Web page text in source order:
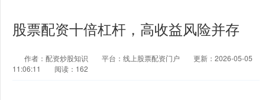
股票配资十倍杠杆，高收益风险并存
作者：配资炒股知识 平台：线上股票配资门户
更新：2026-05-05
11:06:11
阅读：162